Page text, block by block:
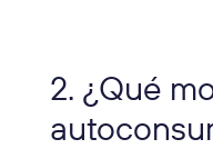
2. ¿Qué